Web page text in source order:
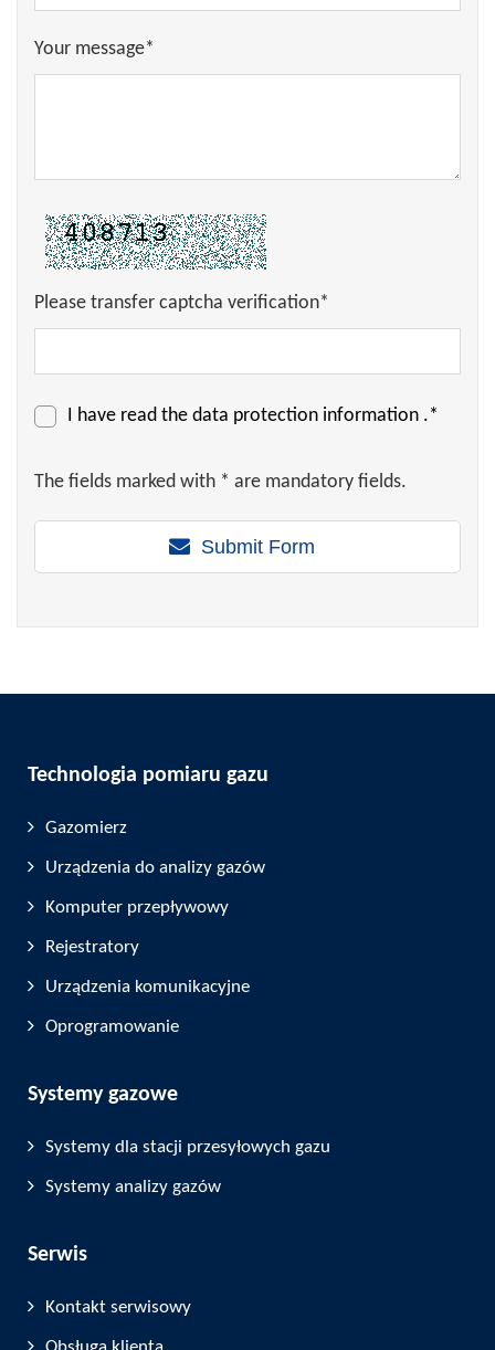
Your message*
Please transfer captcha verification*
I have read the data protection information .*
The fields marked with * are mandatory fields.
Submit Form
Technologia pomiaru gazu
Gazomierz
Urządzenia do analizy gazów
Komputer przepływowy
Rejestratory
Urządzenia komunikacyjne
Oprogramowanie
Systemy gazowe
Systemy dla stacji przesyłowych gazu
Systemy analizy gazów
Serwis
Kontakt serwisowy